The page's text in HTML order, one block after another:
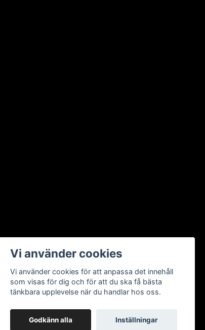
Vi använder cookies
Vi använder cookies för att anpassa det innehåll
som visas för dig och för att du ska få bästa
tänkbara upplevelse när du handlar hos oss.
Godkänn alla Inställningar